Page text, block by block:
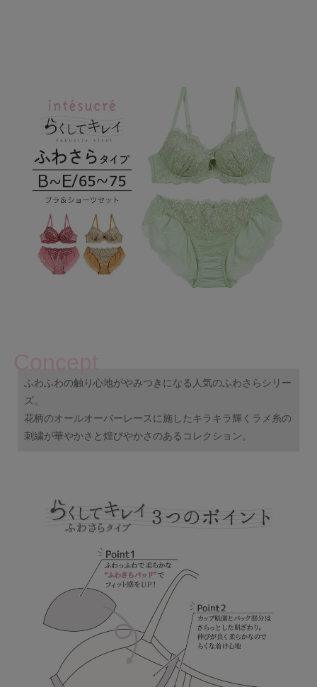
ふわふわの触り心地がやみつきになる人気のふわさらシリー
ズ。
花柄のオールオーバーレースに施したキラキラ輝くラメ糸の
刺繍が華やかさと煌びやかさのあるコレクション。